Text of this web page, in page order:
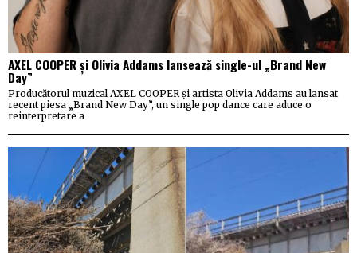
AXEL COOPER și Olivia Addams lansează single-ul „Brand New
Day”
Producătorul muzical AXEL COOPER și artista Olivia Addams au lansat
recent piesa „Brand New Day”, un single pop dance care aduce o
reinterpretare a